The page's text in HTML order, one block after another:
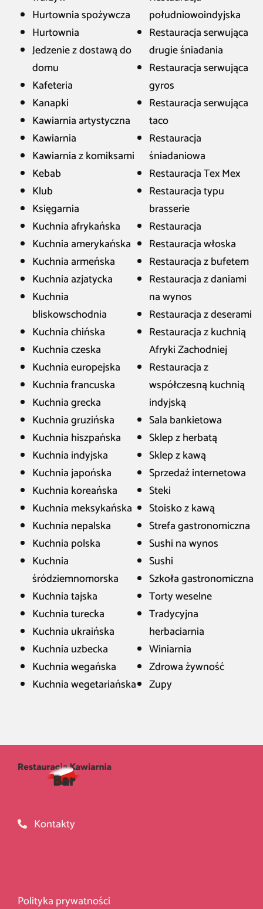
Hurtownia spożywcza
Hurtownia
Jedzenie z dostawą do
domu
Kafeteria
Kanapki
Kawiarnia artystyczna
Kawiarnia
Kawiarnia z komiksami
Kebab
Klub
Księgarnia
Kuchnia afrykańska
Kuchnia amerykańska
Kuchnia armeńska
Kuchnia azjatycka
Kuchnia
bliskowschodnia
Kuchnia chińska
Kuchnia czeska
Kuchnia europejska
Kuchnia francuska
Kuchnia grecka
Kuchnia gruzińska
Kuchnia hiszpańska
Kuchnia indyjska
Kuchnia japońska
Kuchnia koreańska
Kuchnia meksykańska
Kuchnia nepalska
Kuchnia polska
Kuchnia
śródziemnomorska
Kuchnia tajska
Kuchnia turecka
Kuchnia ukraińska
Kuchnia uzbecka
Kuchnia wegańska
Kuchnia wegetariańska
południowoindyjska
Restauracja serwująca
drugie śniadania
Restauracja serwująca
gyros
Restauracja serwująca
taco
Restauracja
śniadaniowa
Restauracja Tex Mex
Restauracja typu
brasserie
Restauracja
Restauracja włoska
Restauracja z bufetem
Restauracja z daniami
na wynos
Restauracja z deserami
Restauracja z kuchnią
Afryki Zachodniej
Restauracja z
współczesną kuchnią
indyjską
Sala bankietowa
Sklep z herbatą
Sklep z kawą
Sprzedaż internetowa
Steki
Stoisko z kawą
Strefa gastronomiczna
Sushi na wynos
Sushi
Szkoła gastronomiczna
Torty weselne
Tradycyjna
herbaciarnia
Winiarnia
Zdrowa żywność
Zupy
Kontakty
Polityka prywatności